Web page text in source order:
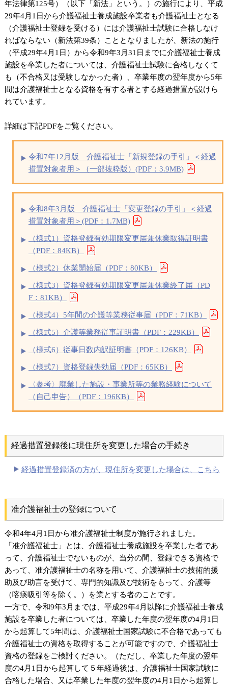
年法律第125号）（以下「新法」という。）の施行により、平成
29年4月1日から介護福祉士養成施設卒業者も介護福祉士となる
（介護福祉士登録を受ける）には介護福祉士試験に合格しなけ
ればならない（新法第39条）こととなりましたが、新法の施行
（平成29年4月1日）から令和9年3月31日までに介護福祉士養成
施設を卒業した者については、介護福祉士試験に合格しなくて
も（不合格又は受験しなかった者）、卒業年度の翌年度から5年
間は介護福祉士となる資格を有する者とする経過措置が設けら
れています。
詳細は下記PDFをご覧ください。
令和7年12月版 介護福祉士「新規登録の手引」＜経過
措置対象者用＞（一部抜粋版）(PDF：3.9MB)
令和8年3月版 介護福祉士「変更登録の手引」＜経過
措置対象者用＞(PDF：1.7MB)
（様式1）資格登録有効期限変更届兼休業取得証明書
（PDF：84KB）
（様式2）休業開始届（PDF：80KB）
（様式3）資格登録有効期限変更届兼休業終了届（PD
F：81KB）
（様式4）5年間の介護等業務従事届（PDF：71KB）
（様式5）介護等業務従事証明書（PDF：229KB）
（様式6）従事日数内訳証明書（PDF：126KB）
（様式7）資格登録失効届（PDF：65KB）
〈参考〉廃業した施設・事業所等の業務経験について
（自己申告）（PDF：196KB）
経過措置登録後に現住所を変更した場合の手続き
経過措置登録済の方が、現住所を変更した場合は、こちら
准介護福祉士の登録について
令和4年4月1日から准介護福祉士制度が施行されました。
「准介護福祉士」とは、介護福祉士養成施設を卒業した者であ
って、介護福祉士でないものが、当分の間、登録できる資格で
あって、准介護福祉士の名称を用いて、介護福祉士の技術的援
助及び助言を受けて、専門的知識及び技術をもって、介護等
（喀痰吸引等を除く。）を業とする者のことです。
一方で、令和9年3月までは、平成29年4月以降に介護福祉士養成
施設を卒業した者については、卒業した年度の翌年度の4月1日
から起算して5年間は、介護福祉士国家試験に不合格であっても
介護福祉士の資格を取得することが可能ですので、介護福祉士
資格の登録をご検討ください。（ただし、卒業した年度の翌年
度の4月1日から起算して５年経過後は、介護福祉士国家試験に
合格した場合、又は卒業した年度の翌年度の4月1日から起算し